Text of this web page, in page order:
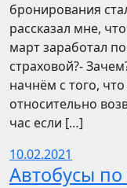
бронирования
рассказал мне,
март заработал
страховой?-
начнём с того,
относительно
час если […]
10.02.2021
Автобусы